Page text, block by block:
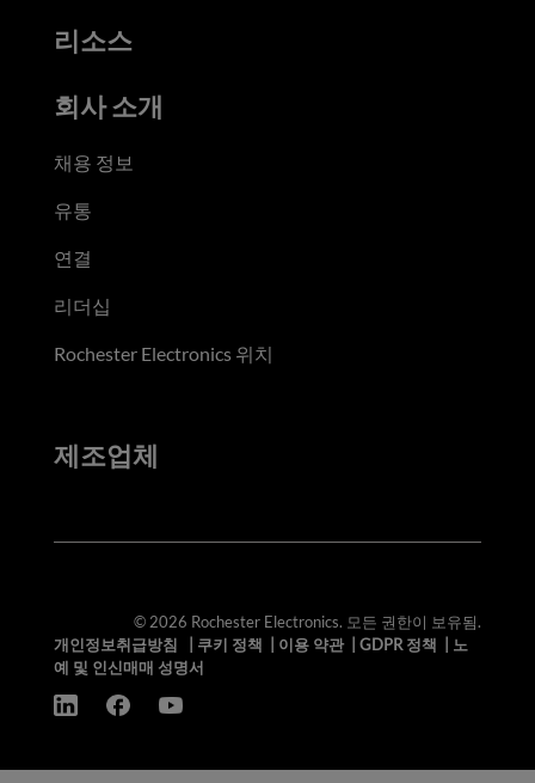
리소스
회사 소개
채용 정보
유통
연결
리더십
Rochester Electronics 위치
제조업체
© 2026 Rochester Electronics. 모든 권한이 보유됨.
개인정보취급방침
쿠키 정책 이용 약관| GDPR 정책
노
예 및 인신매매 성명서